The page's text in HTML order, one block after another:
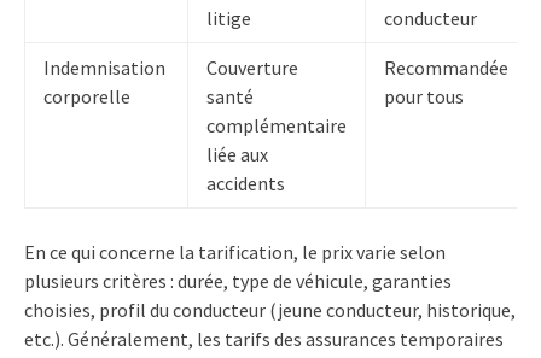
litige
conducteur
Indemnisation
corporelle
Couverture
santé
complémentaire
liée aux
accidents
Recommandée
pour tous
En ce qui concerne la tarification, le prix varie selon
plusieurs critères : durée, type de véhicule, garanties
choisies, profil du conducteur (jeune conducteur, historique,
etc.). Généralement, les tarifs des assurances temporaires